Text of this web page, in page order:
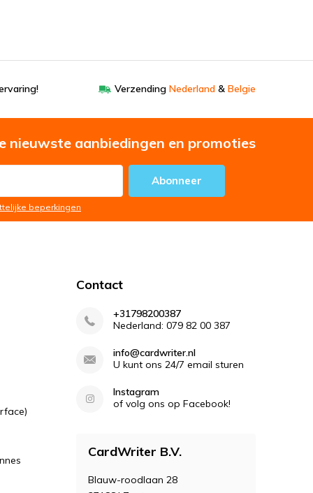
Verzending Nederland & Belgie
nieuwste aanbiedingen en promoties
Abonneer
beperkingen
Contact
+31798200387
Nederland: 079 82 00 387
info@cardwriter.nl
U kunt ons 24/7 email sturen
Instagram
of volg ons op Facebook!
CardWriter B.V.
Blauw-roodlaan 28